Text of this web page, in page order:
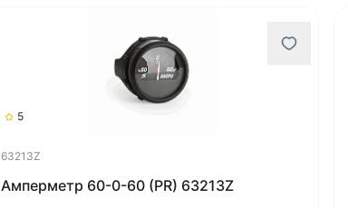
5
63213Z
Амперметр 60-0-60 (PR) 63213Z